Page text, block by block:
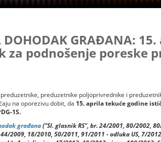
DOHODAK GRAĐANA:
za podnošenje poreske
preduzetnike poljoprivrednike i
na oporezivu dobit, da 15. aprila tekuće godine
1S.
građana("Sl. glasnik RS", br. 24/2001, 80/2002,
2009, 18/2010, 50/2011, 91/2011 - odluka US, 7/